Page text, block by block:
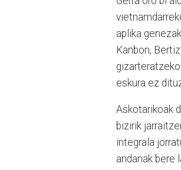
aplika
Kanbon,
eskura ez
Askotarikoak
bizirik
integrala
andanak bere